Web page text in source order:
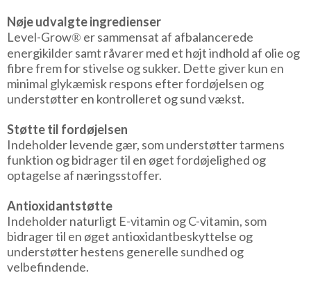
Nøje udvalgte ingredienser
Level-Grow® er sammensat af afbalancerede
energikilder samt råvarer med et højt indhold af olie og
fibre frem for stivelse og sukker. Dette giver kun en
minimal glykæmisk respons efter fordøjelsen og
understøtter en kontrolleret og sund vækst.
Støtte til fordøjelsen
Indeholder levende gær, som understøtter tarmens
funktion og bidrager til en øget fordøjelighed og
optagelse af næringsstoffer.
Antioxidantstøtte
Indeholder naturligt E-vitamin og C-vitamin, som
bidrager til en øget antioxidantbeskyttelse og
understøtter hestens generelle sundhed og
velbefindende.